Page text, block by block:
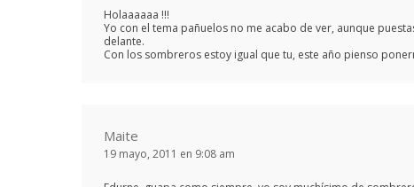
Holaaaaaa !!!
Yo con el tema pañuelos no me acabo de ver, aunque
delante.
Con los sombreros estoy igual que tu, este año pienso
Maite
19 mayo, 2011 en 9:08 am